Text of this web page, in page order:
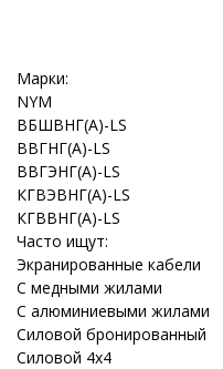
Марки:
NYM
ВБШВНГ(A)-LS
ВВГНГ(A)-LS
ВВГЭНГ(A)-LS
КГВЭВНГ(A)-LS
КГВВНГ(A)-LS
Часто ищут:
Экранированные кабели
С медными жилами
С алюминиевыми жилами
Силовой бронированный
Силовой 4x4